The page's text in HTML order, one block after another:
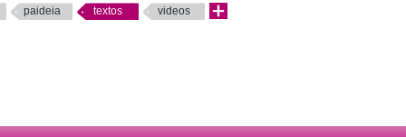
paideia textos videos